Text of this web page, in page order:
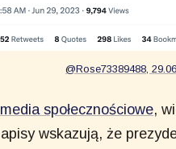
@Rose73389488,
media społecznościowe,
wskazują, że